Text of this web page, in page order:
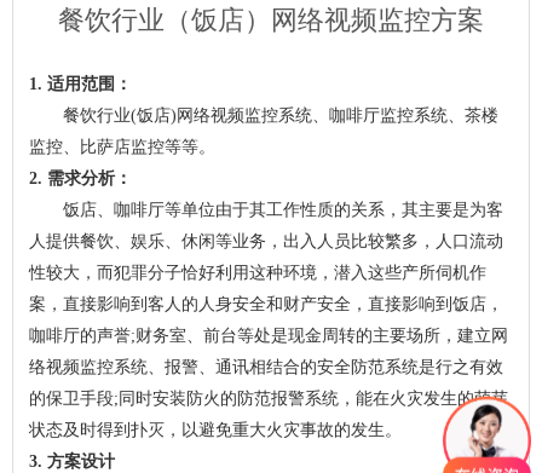
餐饮行业（饭店）网络视频监控方案
1. 适用范围：
餐饮行业(饭店)网络视频监控系统、咖啡厅监控系统、茶楼
监控、比萨店监控等等。
2. 需求分析：
饭店、咖啡厅等单位由于其工作性质的关系，其主要是为客
人提供餐饮、娱乐、休闲等业务，出入人员比较繁多，人口流动
性较大，而犯罪分子恰好利用这种环境，潜入这些产所伺机作
案，直接影响到客人的人身安全和财产安全，直接影响到饭店，
咖啡厅的声誉;财务室、前台等处是现金周转的主要场所，建立网
络视频监控系统、报警、通讯相结合的安全防范系统是行之有效
的保卫手段;同时安装防火的防范报警系统，能在火灾发生的萌芽
状态及时得到扑灭，以避免重大火灾事故的发生。
3. 方案设计